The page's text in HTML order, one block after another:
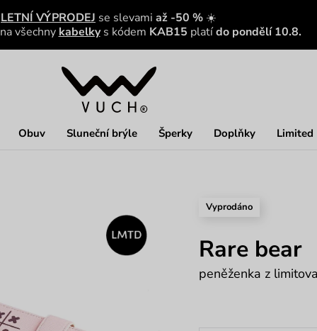
LETNÍ VÝPRODEJ se slevami až -50 % ☀️
na všechny kabelky s kódem KAB15 platído pondělí 10.8.
Obuv Sluneční brýle Šperky Doplňky Limited
Vyprodáno
Rare bear
peněženka z